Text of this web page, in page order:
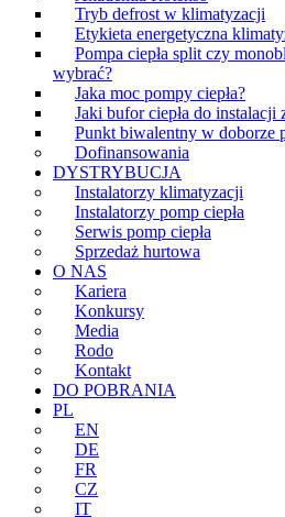
Tryb defrost w klimatyzacji
Etykieta energetyczna
Pompa ciepła split czy
wybrać?
Jaka moc pompy ciepła?
Jaki bufor ciepła do instalacji
Punkt biwalentny w doborze
Dofinansowania
DYSTRYBUCJA
Instalatorzy klimatyzacji
Instalatorzy pomp ciepła
Serwis pomp ciepła
Sprzedaż hurtowa
O NAS
Kariera
Konkursy
Media
Rodo
Kontakt
DO POBRANIA
PL
EN
DE
FR
CZ
IT